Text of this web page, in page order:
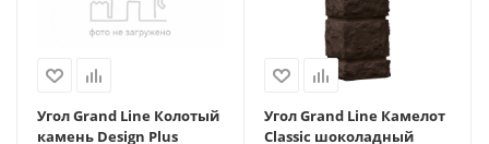
Угол Grand Line Колотый
камень Design Plus
Угол Grand Line Камелот
Classic шоколадный